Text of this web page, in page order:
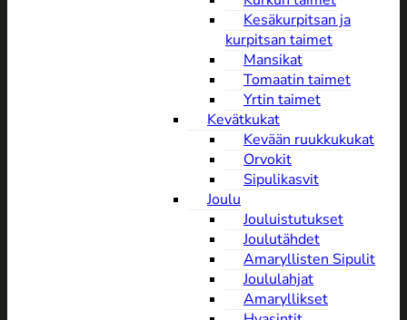
Kesäkurpitsan ja
kurpitsan taimet
Mansikat
Tomaatin taimet
Yrtin taimet
Kevätkukat
Kevään ruukkukukat
Orvokit
Sipulikasvit
Joulu
Jouluistutukset
Joulutähdet
Amaryllisten Sipulit
Joululahjat
Amaryllikset